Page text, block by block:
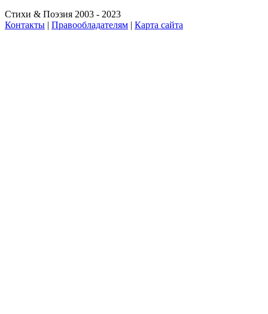
Стихи & Поэзия 2003 - 2023
Контакты | Правообладателям | Карта сайта